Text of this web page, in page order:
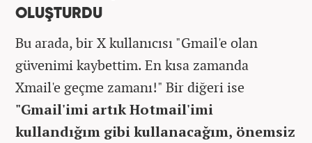
OLUŞTURDU
Bu arada, bir X kullanıcısı "Gmail'e olan
güvenimi kaybettim. En kısa zamanda
Xmail'e geçme zamanı!" Bir diğeri ise
"Gmail'imi artık Hotmail'imi
kullandığım gibi kullanacağım, önemsiz